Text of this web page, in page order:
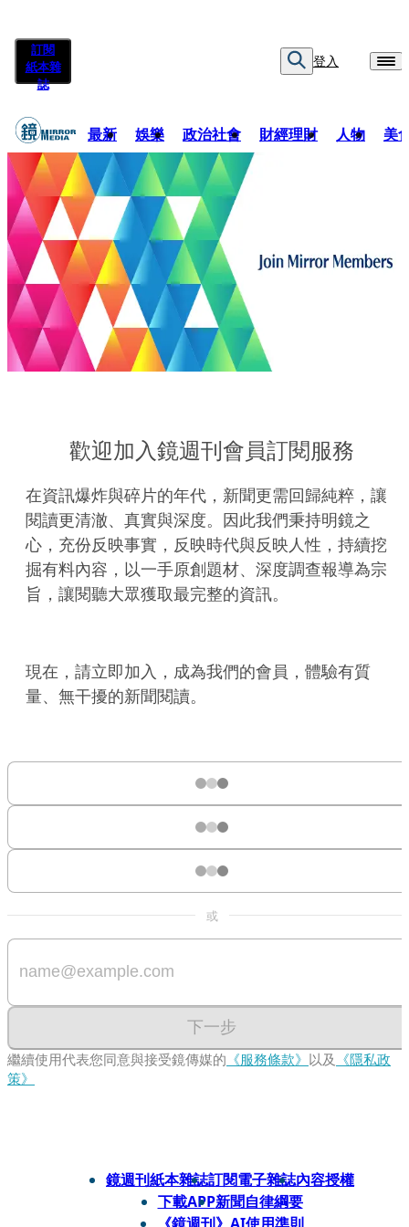
訂閱
紙本雜
誌
登入
最新 娛樂 政治社會 財經理財 人物 美
歡迎加入鏡週刊會員訂閱服務
在資訊爆炸與碎片的年代，新聞更需回歸純粹，讓
閱讀更清澈、真實與深度。因此我們秉持明鏡之
心，充份反映事實，反映時代與反映人性，持續挖
掘有料內容，以一手原創題材、深度調查報導為宗
旨，讓閱聽大眾獲取最完整的資訊。
現在，請立即加入，成為我們的會員，體驗有質
量、無干擾的新聞閱讀。
或
下一步
繼續使用代表您同意與接受鏡傳媒的 《服務條款》 以及 《隱私政
策》
鏡週刊紙本雜誌訂閱電子雜誌內容授權
下載APP新聞自律綱要